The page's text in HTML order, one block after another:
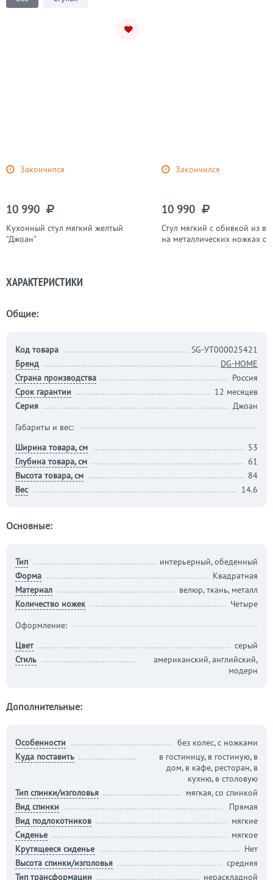
ХАРАКТЕРИСТИКИ
Общие:
Код товара
SG-УТ000025421
Бренд
DG-HOME
Страна производства
Россия
Срок гарантии
12 месяцев
Серия
Джоан
Габариты и вес:
Ширина товара, см
53
Глубина товара, см
61
Высота товара, см
84
Вес
14.6
Основные:
Тип
интерьерный, обеденный
Форма
Квадратная
Материал
велюр, ткань, металл
Количество ножек
Четыре
Оформление:
Цвет
серый
Стиль
американский, английский,
модерн
Дополнительные:
Особенности
без колес, с ножками
Куда поставить
в гостиницу, в гостиную, в
дом, в кафе, ресторан, в
кухню, в столовую
Тип спинки/изголовья
мягкая, со спинкой
Вид спинки
Прямая
Вид подлокотников
мягкие
Сиденье
мягкое
Крутящееся сиденье
Нет
Высота спинки/изголовья
средняя
Тип трансформации
нераскладной
Закончился
10 990
Кухонный стул мягкий желтый
"Джоан"
Закончился
10 990
Стул мягкий с обивкой из
на металлических ножках